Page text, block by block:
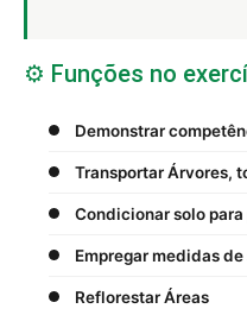
⚙️ Funções no
Demonstrar
Transportar Árvores,
Condicionar solo
Empregar medidas
Reflorestar Áreas